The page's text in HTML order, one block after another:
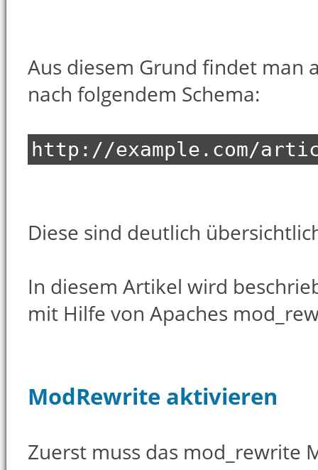
Aus diesem Grund findet man
nach folgendem Schema:
http://example.com/
Diese sind deutlich
In diesem Artikel wird
mit Hilfe von Apaches
ModRewrite aktivieren
Zuerst muss das mod_rewrite